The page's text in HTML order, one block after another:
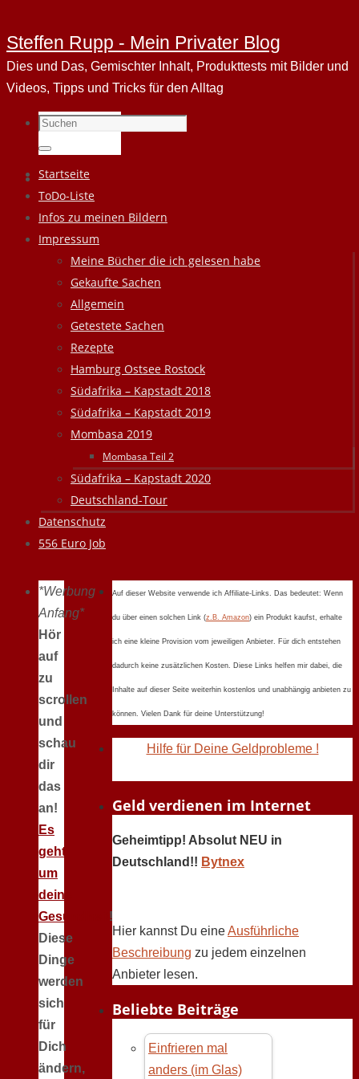
Steffen Rupp - Mein Privater Blog
Dies und Das, Gemischter Inhalt, Produkttests mit Bilder und
Videos, Tipps und Tricks für den Alltag
Suchen
nach:
Suchen
Zum
Inhalt
springen
Startseite
ToDo-Liste
Infos zu meinen Bildern
Impressum
Meine Bücher die ich gelesen habe
Gekaufte Sachen
Allgemein
Getestete Sachen
Rezepte
Hamburg Ostsee Rostock
Südafrika – Kapstadt 2018
Südafrika – Kapstadt 2019
Mombasa 2019
Mombasa Teil 2
Südafrika – Kapstadt 2020
Deutschland-Tour
Datenschutz
556 Euro Job
*Werbung
Anfang*
Hör
auf
zu
scrollen
und
schau
dir
das
an!
Es
geht
um
deine
Gesundheit !
Diese
Dinge
werden
sich
für
Dich
ändern,
Auf dieser Website verwende ich Affiliate-Links. Das bedeutet: Wenn
du über einen solchen Link (z.B. Amazon) ein Produkt kaufst, erhalte
ich eine kleine Provision vom jeweiligen Anbieter. Für dich entstehen
dadurch keine zusätzlichen Kosten. Diese Links helfen mir dabei, die
Inhalte auf dieser Seite weiterhin kostenlos und unabhängig anbieten zu
können. Vielen Dank für deine Unterstützung!
Hilfe für Deine Geldprobleme !
Geld verdienen im Internet
Geheimtipp! Absolut NEU in
Deutschland!! Bytnex
Hier kannst Du eineAusführliche
Beschreibung zu jedem einzelnen
Anbieter lesen.
Beliebte Beiträge
Einfrieren mal
anders (im Glas)